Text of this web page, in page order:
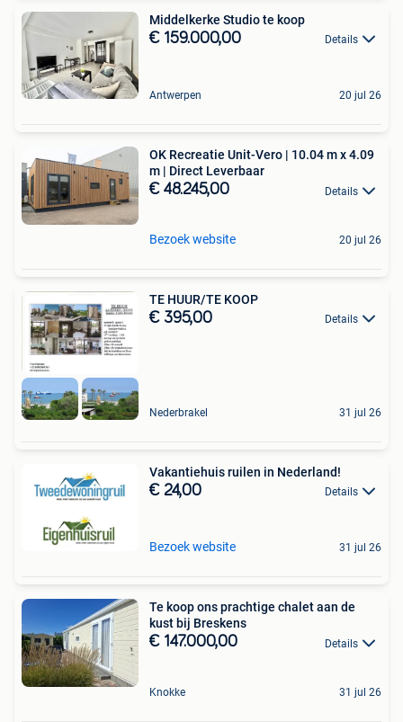
Middelkerke Studio te koop
€ 159.000,00 Details
Antwerpen 20 jul 26
OK Recreatie Unit-Vero | 10.04 m x 4.09
m | Direct Leverbaar
€ 48.245,00 Details
Bezoek website 20 jul 26
TE HUUR/TE KOOP
€ 395,00 Details
Nederbrakel 31 jul 26
Vakantiehuis ruilen in Nederland!
€ 24,00 Details
Bezoek website 31 jul 26
Te koop ons prachtige chalet aan de
kust bij Breskens
€ 147.000,00 Details
Knokke 31 jul 26